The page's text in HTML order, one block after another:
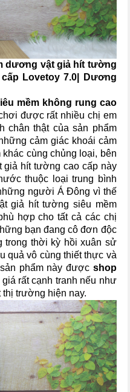
dương vật giả hít tường
Lovetoy 7.0| Dương
mềm không rung cao
được rất nhiều chị em
chân thật của sản phẩm
cảm giác khoái cảm
cùng chủng loại, bên
giả hít tường cao cấp này
thuộc loại trung bình
người Á Đông vì thế
giả hít tường siêu mềm
hợp cho tất cả các chị
bạn đang cô đơn độc
trong thời kỳ hồi xuân sử
quả vô cùng thiết thực và
phẩm này được shop
rất cạnh tranh nếu như
thị trường hiện nay.